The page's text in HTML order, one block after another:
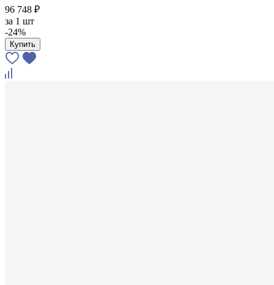
96 748 ₽
за 1 шт
-24%
Купить